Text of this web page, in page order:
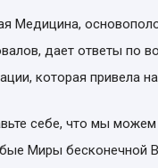
Медицина,
дает ответы по
которая привела
себе, что мы
Миры бесконечной